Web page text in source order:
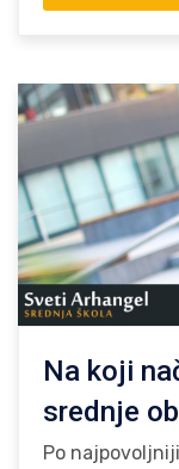
Na koji
srednje
Po